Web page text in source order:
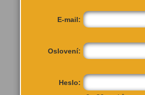
E-mail:
Oslovení:
Heslo: